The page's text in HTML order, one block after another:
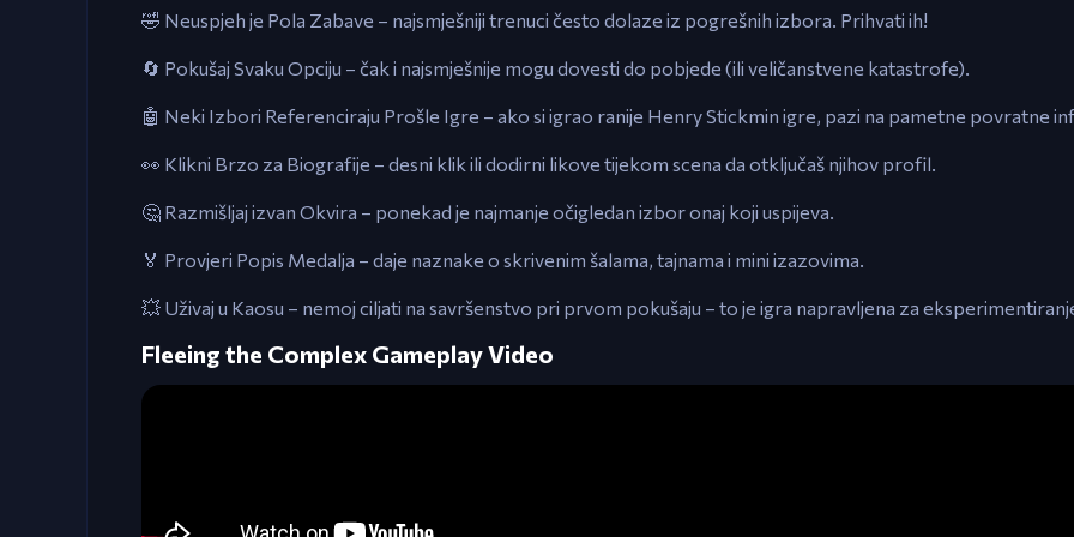
🤣 Neuspjeh je Pola Zabave – najsmješniji trenuci često dolaze iz pogrešnih izbora. Prihvati ih!
🔄 Pokušaj Svaku Opciju – čak i najsmješnije mogu dovesti do pobjede (ili veličanstvene katastrofe).
🤖 Neki Izbori Referenciraju Prošle Igre – ako si igrao ranije Henry Stickmin igre, pazi na pametne povratne
👀 Klikni Brzo za Biografije – desni klik ili dodirni likove tijekom scena da otključaš njihov profil.
🤔 Razmišljaj izvan Okvira – ponekad je najmanje očigledan izbor onaj koji uspijeva.
🏅 Provjeri Popis Medalja – daje naznake o skrivenim šalama, tajnama i mini izazovima.
💥 Uživaj u Kaosu – nemoj ciljati na savršenstvo pri prvom pokušaju – to je igra napravljena za
Fleeing the Complex Gameplay Video